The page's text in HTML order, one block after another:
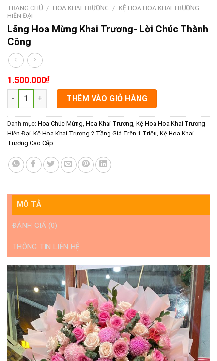
TRANG CHỦ / HOA KHAI TRƯƠNG / KỆ HOA HOA KHAI TRƯƠNG
HIỆN ĐẠI
Lãng Hoa Mừng Khai Trương- Lời Chúc Thành
Công
1.500.000₫
Lãng Hoa Mừng Khai Trương- Lời Chúc Thành Công số lượng
THÊM VÀO GIỎ HÀNG
Danh mục: Hoa Chúc Mừng Hoa Khai Trương Kệ Hoa Hoa Khai Trương
Hiện Đại Kệ Hoa Khai Trương 2 Tầng Giá Trên 1 Triệu Kệ Hoa Khai
Trương Cao Cấp
MÔ TẢ
ĐÁNH GIÁ (0)
THÔNG TIN LIÊN HỆ